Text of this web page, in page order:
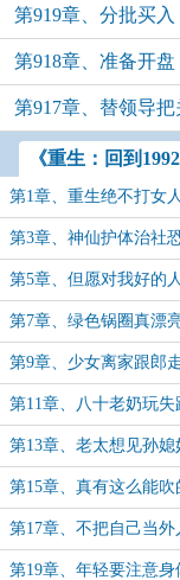
第919章、分批买入
第918章、准备开盘
第917章、替领导把
《重生：回到
第1章、重生绝不打女人
第3章、神仙护体治社
第5章、但愿对我好的
第7章、绿色锅圈真漂
第9章、少女离家跟郎
第11章、八十老奶玩失
第13章、老太想见孙媳
第15章、真有这么能吹
第17章、不把自己当外
第19章、年轻要注意身